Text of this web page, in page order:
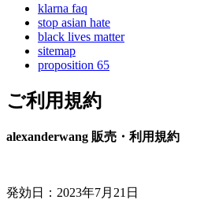
klarna faq
stop asian hate
black lives matter
sitemap
proposition 65
ご利用規約
alexanderwang 販売・利用規約
発効日：2023年7月21日